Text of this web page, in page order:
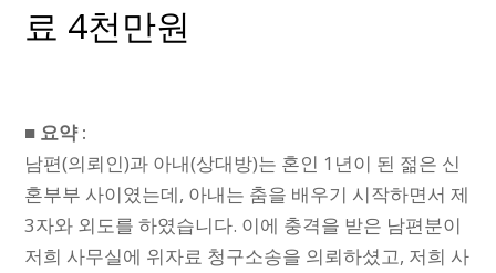
료 4천만원
■ 요약 :
남편(의뢰인)과 아내(상대방)는 혼인 1년이 된 젊은 신
혼부부 사이였는데, 아내는 춤을 배우기 시작하면서 제
3자와 외도를 하였습니다. 이에 충격을 받은 남편분이
저희 사무실에 위자료 청구소송을 의뢰하셨고, 저희 사